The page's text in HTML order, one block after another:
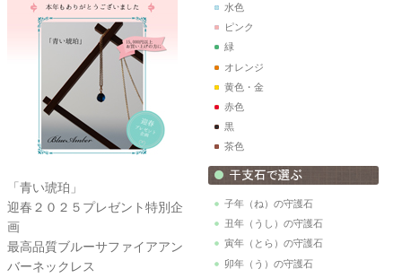
「青い琥珀」
迎春２０２５プレゼント特別企
画
最高品質ブルーサファイアアン
バーネックレス
水色
ピンク
緑
オレンジ
黄色・金
赤色
黒
茶色
子年（ね）の守護石
丑年（うし）の守護石
寅年（とら）の守護石
卯年（う）の守護石